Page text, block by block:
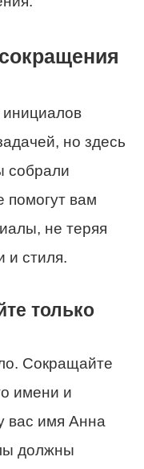
но здесь
собрали
помогут вам
не теряя
и стиля.
только
Сокращайте
имени и
вас имя Анна
должны